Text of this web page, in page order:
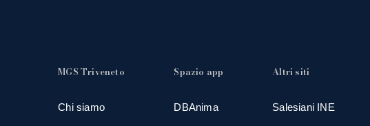
MGS Triveneto
Chi siamo
Spazio app
DBAnima
Altri siti
Salesiani INE